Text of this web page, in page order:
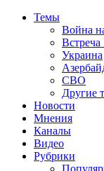
Темы
Война
Украина
СВО
Другие
Новости
Мнения
Каналы
Видео
Рубрики